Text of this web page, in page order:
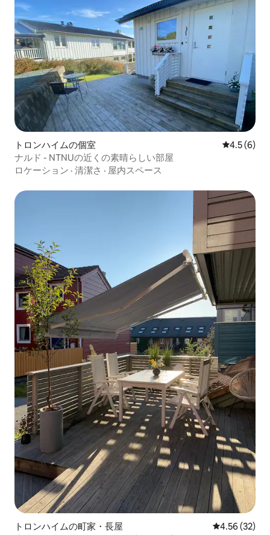
トロンハイムの個室 レビュー6
4.5 (6)
ナルド - NTNUの近くの素晴らしい部屋
ロケーション · 清潔さ · 屋内スペース
トロンハイムの町家・長屋 レビュー32
4.56 (32)